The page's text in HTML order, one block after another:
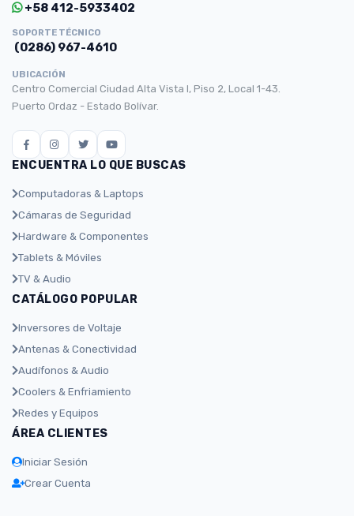
+58 412-5933402
SOPORTE TÉCNICO
(0286) 967-4610
UBICACIÓN
Centro Comercial Ciudad Alta Vista I, Piso 2, Local 1-43.
Puerto Ordaz - Estado Bolívar.
ENCUENTRA LO QUE BUSCAS
Computadoras & Laptops
Cámaras de Seguridad
Hardware & Componentes
Tablets & Móviles
TV & Audio
CATÁLOGO POPULAR
Inversores de Voltaje
Antenas & Conectividad
Audífonos & Audio
Coolers & Enfriamiento
Redes y Equipos
ÁREA CLIENTES
Iniciar Sesión
Crear Cuenta